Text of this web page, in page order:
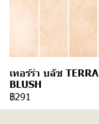
เทอร์ร่า บลัช TERRA
BLUSH
฿291